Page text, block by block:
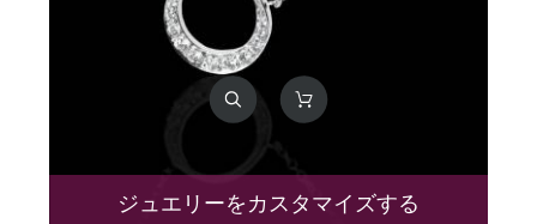
ジュエリーをカスタマイズする